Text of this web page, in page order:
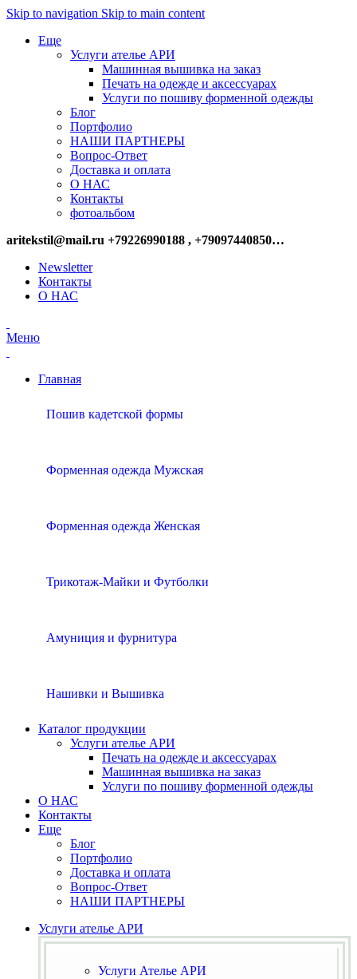
Skip to navigation Skip to main content
Еще
Услуги ателье АРИ
Машинная вышивка на заказ
Печать на одежде и аксессуарах
Услуги по пошиву форменной одежды
Блог
Портфолио
НАШИ ПАРТНЕРЫ
Вопрос-Ответ
Доставка и оплата
О НАС
Контакты
фотоальбом
aritekstil@mail.ru +79226990188 , +79097440850…
Newsletter
Контакты
О НАС
Меню
Главная
Пошив кадетской формы
Форменная одежда Мужская
Форменная одежда Женская
Трикотаж-Майки и Футболки
Амуниция и фурнитура
Нашивки и Вышивка
Каталог продукции
Услуги ателье АРИ
Печать на одежде и аксессуарах
Машинная вышивка на заказ
Услуги по пошиву форменной одежды
О НАС
Контакты
Еще
Блог
Портфолио
Доставка и оплата
Вопрос-Ответ
НАШИ ПАРТНЕРЫ
Услуги ателье АРИ
Услуги Ателье АРИ